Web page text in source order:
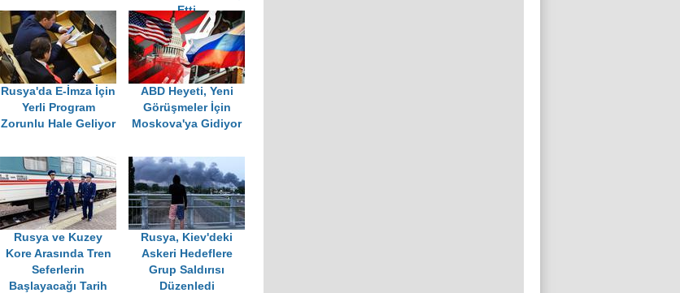
Etti
Rusya'da E-İmza İçin
Yerli Program
Zorunlu Hale Geliyor
ABD Heyeti, Yeni
Görüşmeler İçin
Moskova'ya Gidiyor
Rusya ve Kuzey
Kore Arasında Tren
Seferlerin
Başlayacağı Tarih
Rusya, Kiev'deki
Askeri Hedeflere
Grup Saldırısı
Düzenledi